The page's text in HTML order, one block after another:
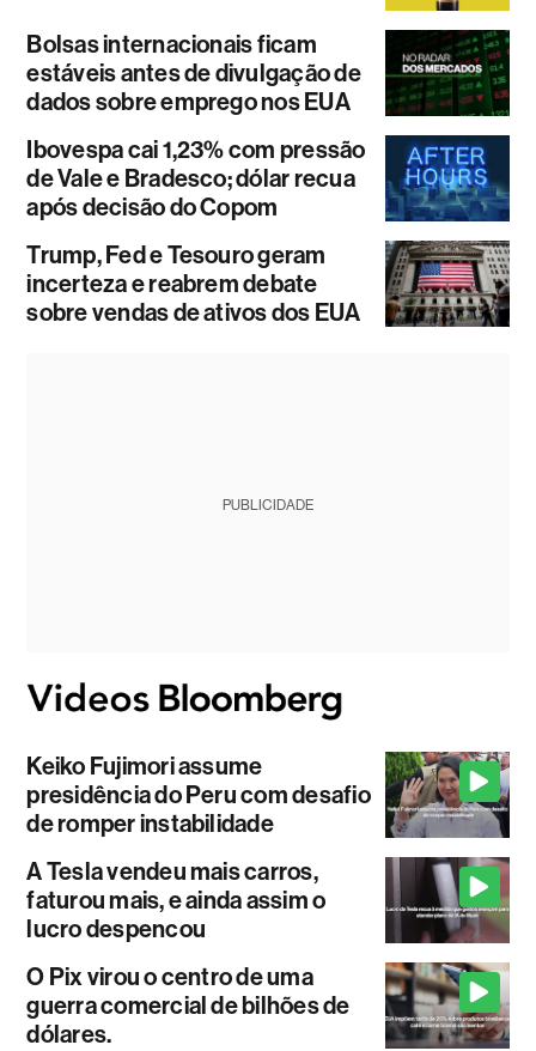
Bolsas internacionais ficam
estáveis antes de divulgação de
dados sobre emprego nos EUA
Ibovespa cai 1,23% com pressão
de Vale e Bradesco; dólar recua
após decisão do Copom
Trump, Fed e Tesouro geram
incerteza e reabrem debate
sobre vendas de ativos dos EUA
PUBLICIDADE
Keiko Fujimori assume
presidência do Peru com desafio
de romper instabilidade
A Tesla vendeu mais carros,
faturou mais, e ainda assim o
lucro despencou
O Pix virou o centro de uma
guerra comercial de bilhões de
dólares.